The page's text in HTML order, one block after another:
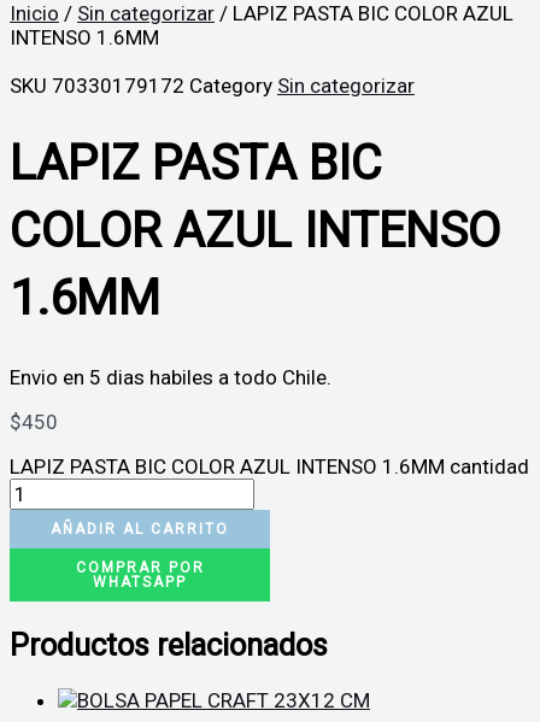
Inicio / Sin categorizar / LAPIZ PASTA BIC COLOR AZUL
INTENSO 1.6MM
SKU 70330179172 Category Sin categorizar
LAPIZ PASTA BIC
COLOR AZUL INTENSO
1.6MM
Envio en 5 dias habiles a todo Chile.
$450
LAPIZ PASTA BIC COLOR AZUL INTENSO 1.6MM cantidad
AÑADIR AL CARRITO
COMPRAR POR
WHATSAPP
Productos relacionados